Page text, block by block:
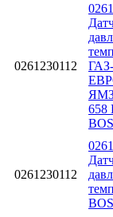
0261230112
658
0261230112